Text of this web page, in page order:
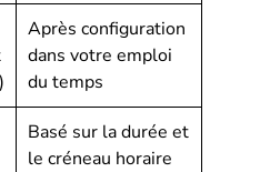
Après configuration
dans votre emploi
du temps
Basé sur la durée et
le créneau horaire